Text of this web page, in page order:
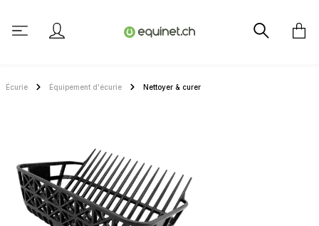
Écurie Équipement d'écurie Nettoyer & curer